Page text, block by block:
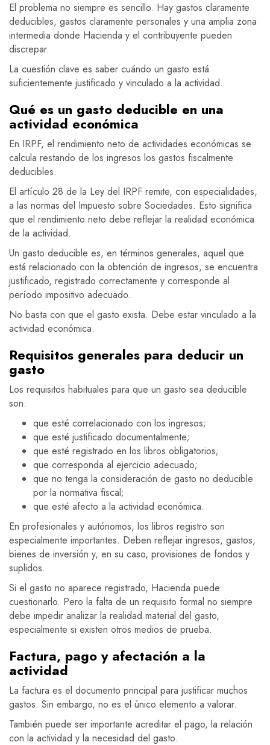
El problema no siempre es sencillo. Hay gastos claramente
deducibles, gastos claramente personales y una amplia zona
intermedia donde Hacienda y el contribuyente pueden
discrepar.
La cuestión clave es saber cuándo un gasto está
suficientemente justificado y vinculado a la actividad.
Qué es un gasto deducible en una
actividad económica
En IRPF, el rendimiento neto de actividades económicas se
calcula restando de los ingresos los gastos fiscalmente
deducibles.
El artículo 28 de la Ley del IRPF remite, con especialidades,
a las normas del Impuesto sobre Sociedades. Esto significa
que el rendimiento neto debe reflejar la realidad económica
de la actividad.
Un gasto deducible es, en términos generales, aquel que
está relacionado con la obtención de ingresos, se encuentra
justificado, registrado correctamente y corresponde al
período impositivo adecuado.
No basta con que el gasto exista. Debe estar vinculado a la
actividad económica.
Requisitos generales para deducir un
gasto
Los requisitos habituales para que un gasto sea deducible
son:
que esté correlacionado con los ingresos;
que esté justificado documentalmente;
que esté registrado en los libros obligatorios;
que corresponda al ejercicio adecuado;
que no tenga la consideración de gasto no deducible
por la normativa fiscal;
que esté afecto a la actividad económica.
En profesionales y autónomos, los libros registro son
especialmente importantes. Deben reflejar ingresos, gastos,
bienes de inversión y, en su caso, provisiones de fondos y
suplidos.
Si el gasto no aparece registrado, Hacienda puede
cuestionarlo. Pero la falta de un requisito formal no siempre
debe impedir analizar la realidad material del gasto,
especialmente si existen otros medios de prueba.
Factura, pago y afectación a la
actividad
La factura es el documento principal para justificar muchos
gastos. Sin embargo, no es el único elemento a valorar.
También puede ser importante acreditar el pago, la relación
con la actividad y la necesidad del gasto.